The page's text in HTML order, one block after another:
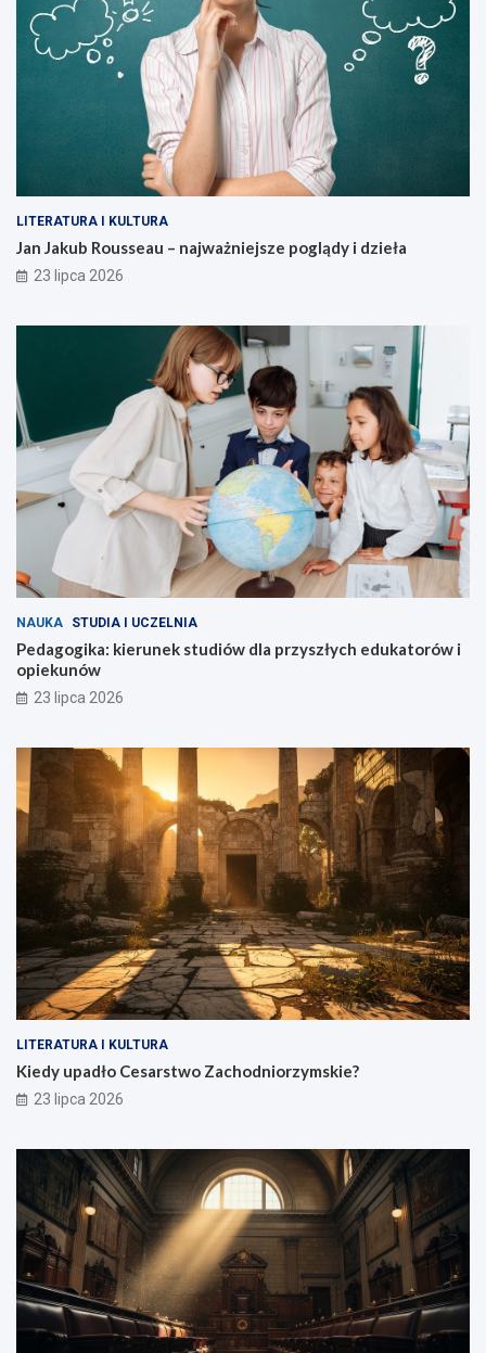
LITERATURA I KULTURA
Jan Jakub Rousseau – najważniejsze poglądy i dzieła
23 lipca 2026
NAUKA STUDIA I UCZELNIA
Pedagogika: kierunek studiów dla przyszłych edukatorów i
opiekunów
23 lipca 2026
LITERATURA I KULTURA
Kiedy upadło Cesarstwo Zachodniorzymskie?
23 lipca 2026